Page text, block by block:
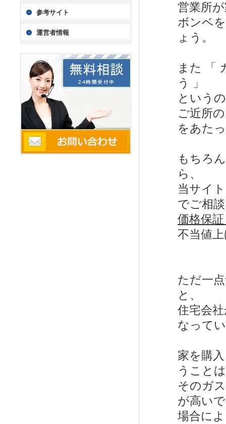
営業所
ボンベ
ょう。
また 「
う 」
という
ご近所
をあた
もちろ
ら、
当サイ
でご相
価格保
不当値
ただ一
と、
住宅会
なって
家を購
うこと
そのガ
が高い
場合に
参考サイト
運営者情報